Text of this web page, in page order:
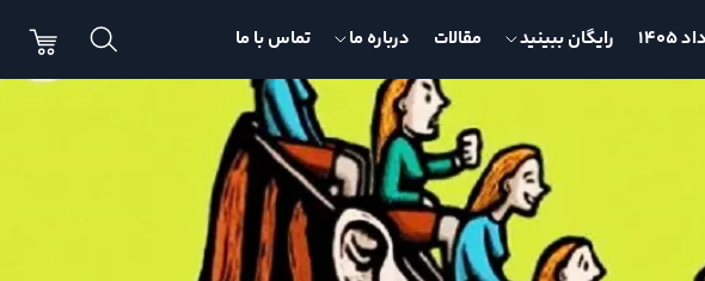
رایگان ببینید مقالات درباره ما تماس با ما